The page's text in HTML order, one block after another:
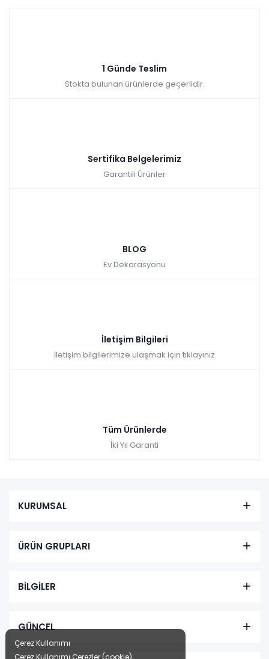
1 Günde Teslim
Stokta bulunan ürünlerde geçerlidir.
Sertifika Belgelerimiz
Garantili Ürünler
BLOG
Ev Dekorasyonu
İletişim Bilgileri
İletişim bilgilerimize ulaşmak için tıklayınız
Tüm Ürünlerde
İki Yıl Garanti
KURUMSAL
ÜRÜN GRUPLARI
BİLGİLER
GÜNCEL
Çerez Kullanımı
Çerez Kullanımı Çerezler (cookie),